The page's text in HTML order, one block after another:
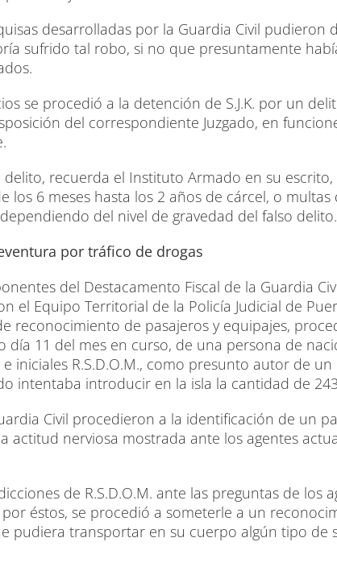
desarrolladas por la Guardia Civil pudieron
sufrido tal robo, si no que presuntamente
se procedió a la detención de S.J.K. por un
del correspondiente Juzgado, en
recuerda el Instituto Armado en su
los 6 meses hasta los 2 años de cárcel, o
del nivel de gravedad del falso delito.
por tráfico de drogas
del Destacamento Fiscal de la Guardia
el Equipo Territorial de la Policía Judicial de
reconocimiento de pasajeros y equipajes,
día 11 del mes en curso, de una persona de
iniciales R.S.D.O.M., como presunto autor de
intentaba introducir en la isla la cantidad de
Civil procedieron a la identificación de un
actitud nerviosa mostrada ante los agentes
de R.S.D.O.M. ante las preguntas de los
éstos, se procedió a someterle a un
pudiera transportar en su cuerpo algún tipo de